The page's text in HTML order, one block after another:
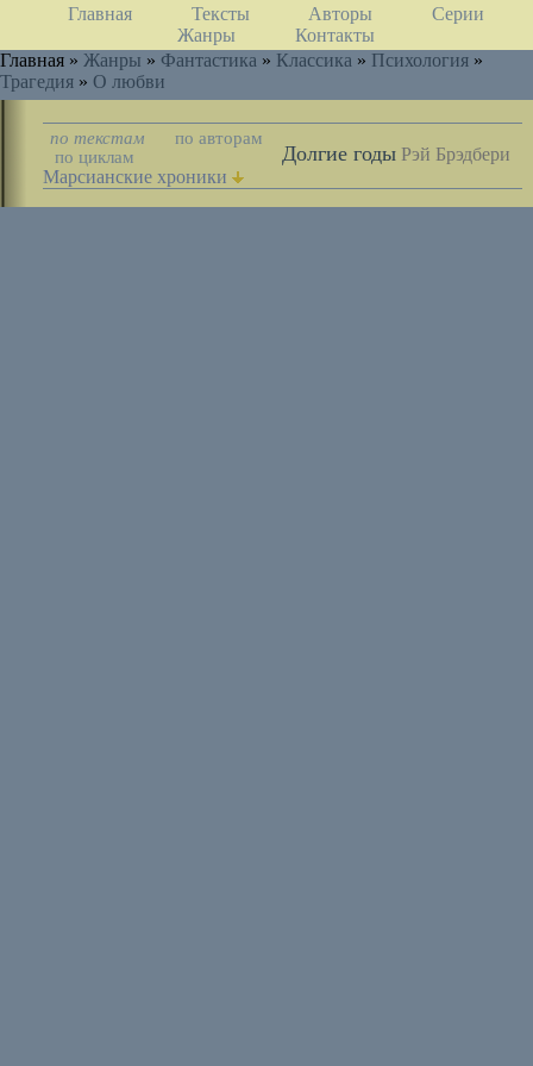
Главная Тексты Авторы
Серии
Жанры
Контакты
Главная » Жанры » Фантастика » Классика » Психология »
Трагедия » О любви
по текстам
по авторам
по циклам
Долгие годы Рэй Брэдбери
Марсианские хроники